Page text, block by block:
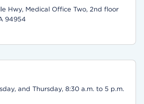
Hwy, Medical Office Two, 2nd floor
94954
and Thursday, 8:30 a.m. to 5 p.m.